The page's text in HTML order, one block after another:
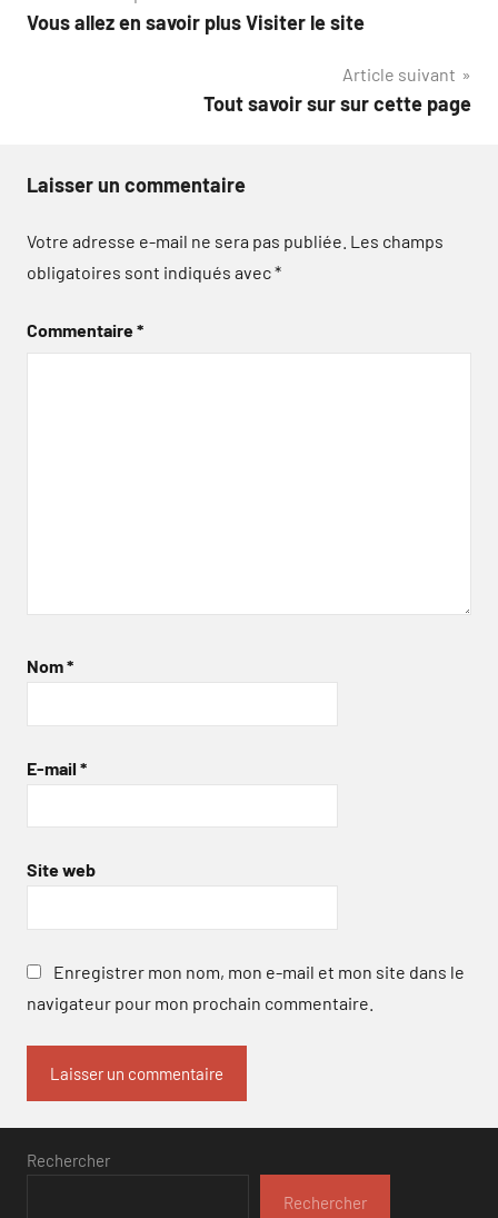
de
Vous allez en savoir plus Visiter le site
Article suivant
Tout savoir sur sur cette page
Laisser un commentaire
Votre adresse e-mail ne sera pas publiée. Les champs
obligatoires sont indiqués avec*
Commentaire*
Nom*
E-mail *
Site web
Enregistrer mon nom, mon e-mail et mon site dans le
navigateur pour mon prochain commentaire.
Rechercher
Rechercher